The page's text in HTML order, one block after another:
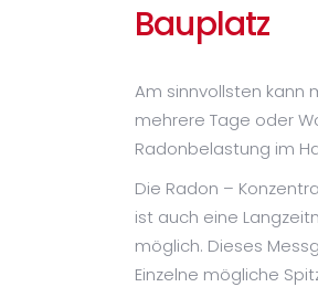
Bauplatz
Am sinnvollsten kann
mehrere Tage oder
Radonbelastung im
Die Radon –
ist auch eine
möglich. Dieses
Einzelne mögliche